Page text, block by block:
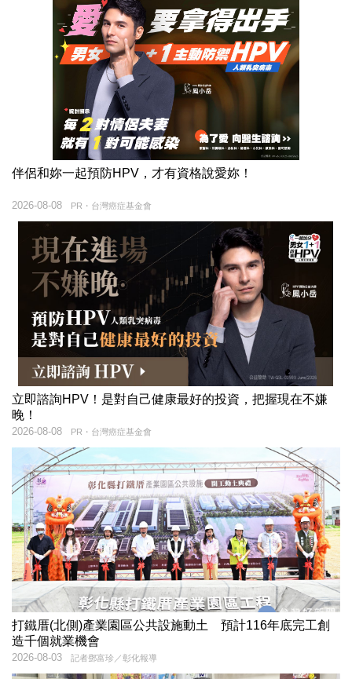
伴侶和妳一起預防HPV，才有資格說愛妳！
PR・台灣癌症基金會
2026-08-08
立即諮詢HPV！是對自己健康最好的投資，把握現在不嫌
晚！
PR・台灣癌症基金會
2026-08-08
打鐵厝(北側)產業園區公共設施動土 預計116年底完工創
造千個就業機會
記者鄧富珍／彰化報導
2026-08-03